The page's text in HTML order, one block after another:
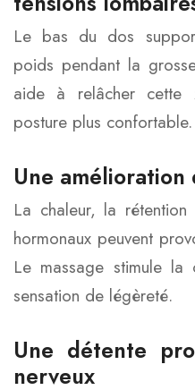
Le bas du dos
poids pendant la
aide à relâcher cette
posture plus confortable.
Une
La chaleur, la rétention
hormonaux peuvent
Le massage stimule
sensation de légèreté.
Une détente
nerveux